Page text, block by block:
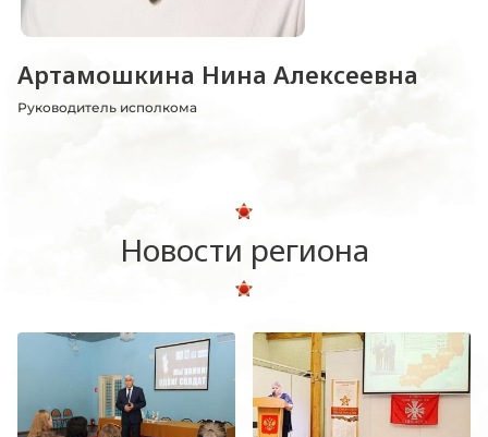
Артамошкина Нина Алексеевна
Руководитель исполкома
Новости региона